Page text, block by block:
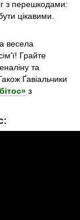
з перешкодами:
цікавими.
весела
Грайте
та
Ґавіальчики
з